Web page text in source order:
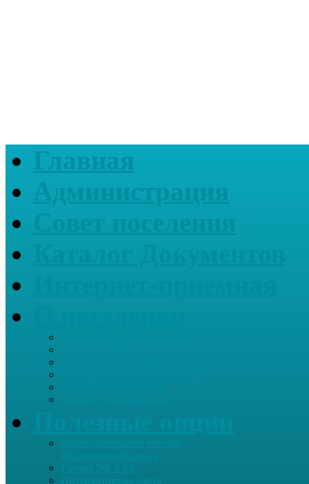
Главная
Администрация
Гимны РФ и РБ
Интерактивная карта